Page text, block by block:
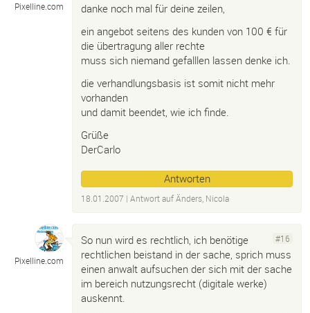
Pixelline.com
danke noch mal für deine zeilen,
ein angebot seitens des kunden von 100 € für
die übertragung aller rechte
muss sich niemand gefalllen lassen denke ich.
die verhandlungsbasis ist somit nicht mehr
vorhanden
und damit beendet, wie ich finde.
Grüße
DerCarlo
Antworten
18.01.2007 | Antwort aufÄnders, Nicola
Pixelline.com
#16
So nun wird es rechtlich, ich benötige
rechtlichen beistand in der sache, sprich muss
einen anwalt aufsuchen der sich mit der sache
im bereich nutzungsrecht (digitale werke)
auskennt.